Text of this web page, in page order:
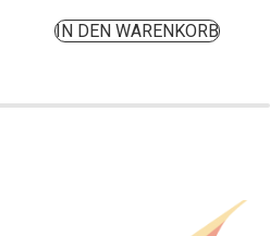
IN DEN WARENKORB